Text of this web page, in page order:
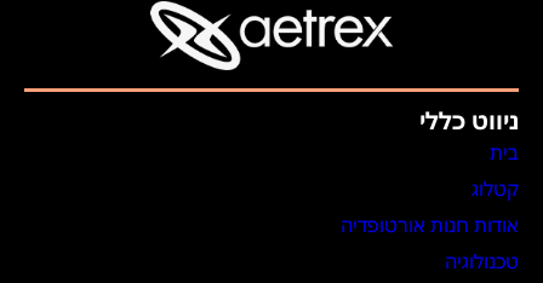
ניווט כללי
בית
קטלוג
אודות חנות אורטופדיה
טכנולוגיה